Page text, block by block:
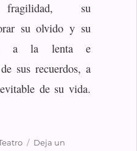
su
su olvido y su
a la lenta e
sus recuerdos, a
de su vida.
padre»
Deja un